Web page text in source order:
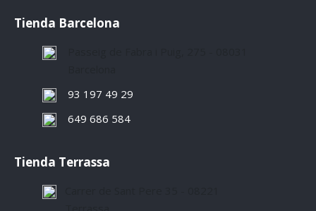
Tienda Barcelona
93 197 49 29
649 686 584
Tienda Terrassa